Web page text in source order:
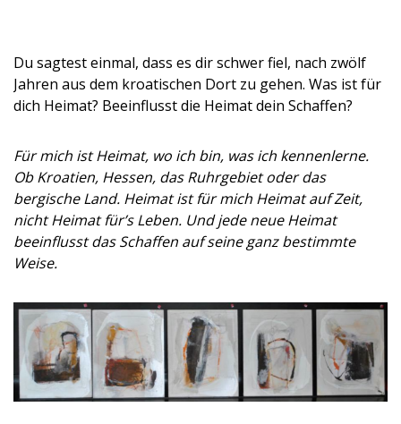
Du sagtest einmal, dass es dir schwer fiel, nach zwölf
Jahren aus dem kroatischen Dort zu gehen. Was ist für
dich Heimat? Beeinflusst die Heimat dein Schaffen?
Für mich ist Heimat, wo ich bin, was ich kennenlerne.
Ob Kroatien, Hessen, das Ruhrgebiet oder das
bergische Land. Heimat ist für mich Heimat auf Zeit,
nicht Heimat für’s Leben. Und jede neue Heimat
beeinflusst das Schaffen auf seine ganz bestimmte
Weise.